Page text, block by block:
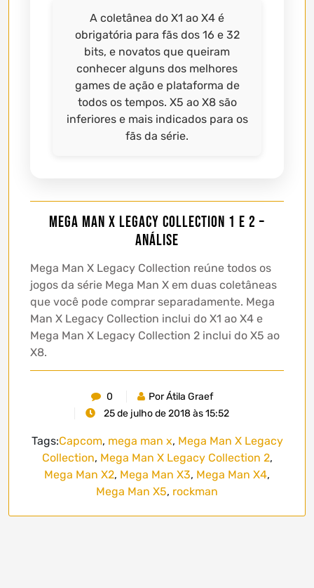
A coletânea do X1 ao X4 é
obrigatória para fãs dos 16 e 32
bits, e novatos que queiram
conhecer alguns dos melhores
games de ação e plataforma de
todos os tempos. X5 ao X8 são
inferiores e mais indicados para os
fãs da série.
Mega Man X Legacy Collection 1 e 2 –
Análise
Mega Man X Legacy Collection reúne todos os
jogos da série Mega Man X em duas coletâneas
que você pode comprar separadamente. Mega
Man X Legacy Collection inclui do X1 ao X4 e
Mega Man X Legacy Collection 2 inclui do X5 ao
X8.
0
Por Átila Graef
25 de julho de 2018 às 15:52
Tags:Capcom, mega man x, Mega Man X Legacy
Collection, Mega Man X Legacy Collection 2,
Mega Man X2, Mega Man X3, Mega Man X4,
Mega Man X5, rockman